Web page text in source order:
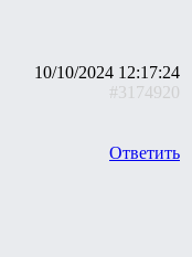
10/10/2024 12:17:24
#3174920
Ответить